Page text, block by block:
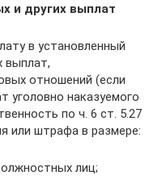
и других выплат
в установленный
выплат,
отношений (если
уголовно наказуемого
по ч. 6 ст. 5.27
или штрафа в размере:
лиц;